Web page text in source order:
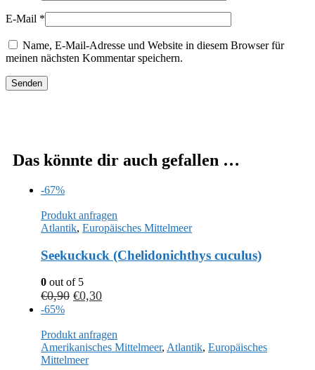
E-Mail *
Name, E-Mail-Adresse und Website in diesem Browser für
meinen nächsten Kommentar speichern.
Das könnte dir auch gefallen …
-67%
Produkt anfragen
Atlantik, Europäisches Mittelmeer
Seekuckuck (Chelidonichthys cuculus)
0 out of 5
€0,90 €0,30
-65%
Produkt anfragen
Amerikanisches Mittelmeer, Atlantik, Europäisches
Mittelmeer